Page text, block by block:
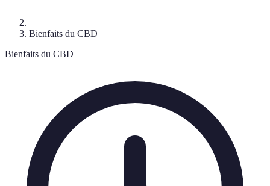
Bienfaits du CBD
Bienfaits du CBD